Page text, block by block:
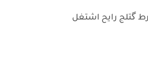
گتلج رايح اشتغل